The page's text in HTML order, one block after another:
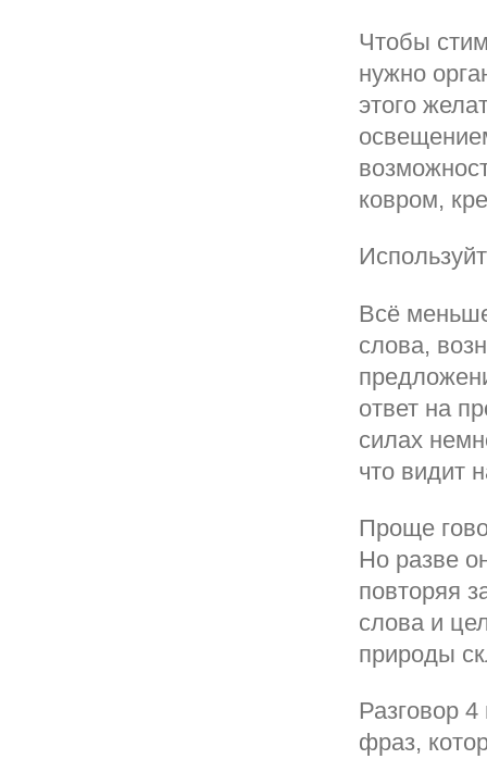
Чтобы
нужно
этого
ковром,
Всё
слова,
ответ на
силах
что видит
Проще
Но разве
повторяя
слова и
природы
Разговор
фраз,